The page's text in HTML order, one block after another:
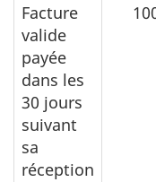
Facture
valide
payée
dans les
30 jours
suivant
sa
réception